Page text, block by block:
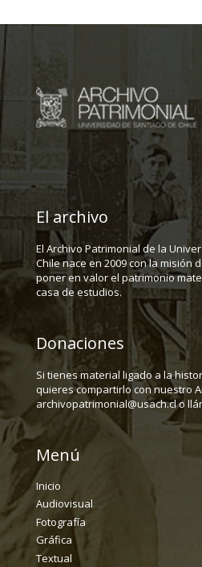
El archivo
El Archivo Patrimonial de la
Chile nace en 2009 con la misión
poner en valor el patrimonio
casa de estudios.
Donaciones
Si tienes material ligado a la
quieres compartirlo con nuestro
archivopatrimonial@usach.cl o
Menú
Inicio
Audiovisual
Fotografía
Gráfica
Textual